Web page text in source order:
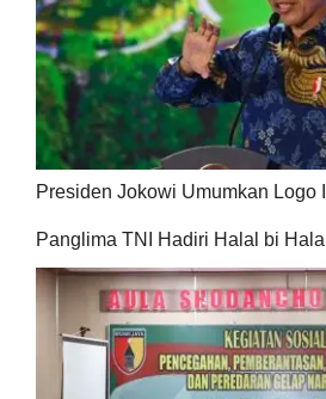
Presiden Jokowi Umumkan Logo
Panglima TNI Hadiri Halal bi